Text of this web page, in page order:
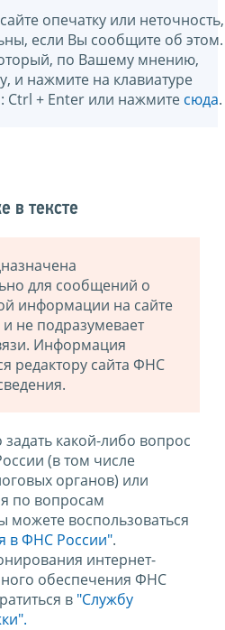
опечатку или неточность,
если Вы сообщите об этом.
по Вашему мнению,
и нажмите на клавиатуре
+ Enter или нажмите сюда.
в тексте
для сообщений о
информации на сайте
не подразумевает
Информация
редактору сайта ФНС
какой-либо вопрос
(в том числе
органов) или
по вопросам
можете воспользоваться
в ФНС России".
интернет-
обеспечения ФНС
в "Службу